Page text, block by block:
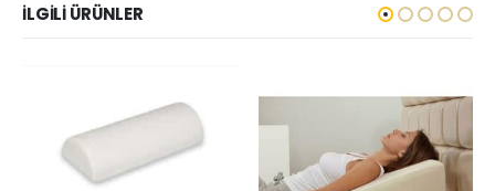
İLGILI ÜRÜNLER